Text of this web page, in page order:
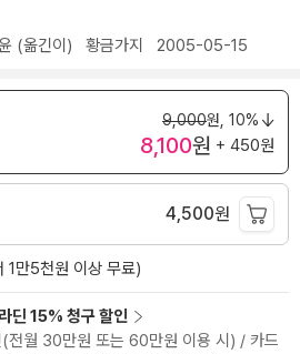
(옮긴이) 황금가지 2005-05-15
9,000원, 10%
8,100원 + 450원
4,500원
1만5천원 이상 무료)
딘 15% 청구 할인
전월 30만원 또는 60만원 이용 시) / 카드